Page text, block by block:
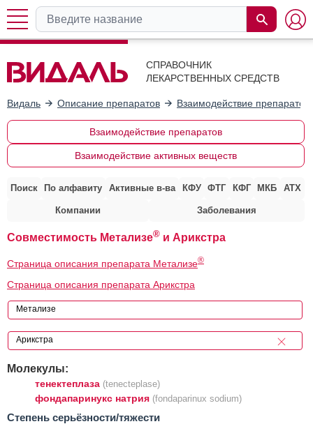
СПРАВОЧНИК
ЛЕКАРСТВЕННЫХ СРЕДСТВ
Видаль Описание препаратов Взаимодействие препаратов
Взаимодействие препаратов
Взаимодействие активных веществ
Поиск По алфавиту Активные в-ва КФУ ФТГ КФГ МКБ АТХ
Компании Заболевания
Совместимость Метализе® и Арикстра
Страница описания препарата Метализе®
Страница описания препарата Арикстра
Молекулы:
тенектеплаза (tenecteplase)
фондапаринукс натрия (fondaparinux sodium)
Cтепень серьёзности/тяжести